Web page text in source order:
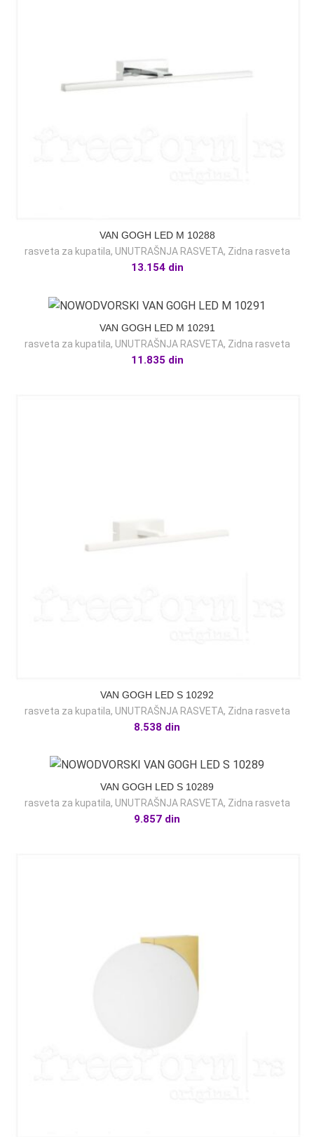
VAN GOGH LED M 10288
rasveta za kupatila, UNUTRAŠNJA RASVETA, Zidna rasveta
13.154 din
VAN GOGH LED M 10291
rasveta za kupatila, UNUTRAŠNJA RASVETA, Zidna rasveta
11.835 din
VAN GOGH LED S 10292
rasveta za kupatila, UNUTRAŠNJA RASVETA, Zidna rasveta
8.538 din
VAN GOGH LED S 10289
rasveta za kupatila, UNUTRAŠNJA RASVETA, Zidna rasveta
9.857 din